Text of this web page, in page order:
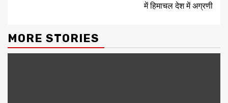
में हिमाचल देश में अग्रणी
MORE STORIES